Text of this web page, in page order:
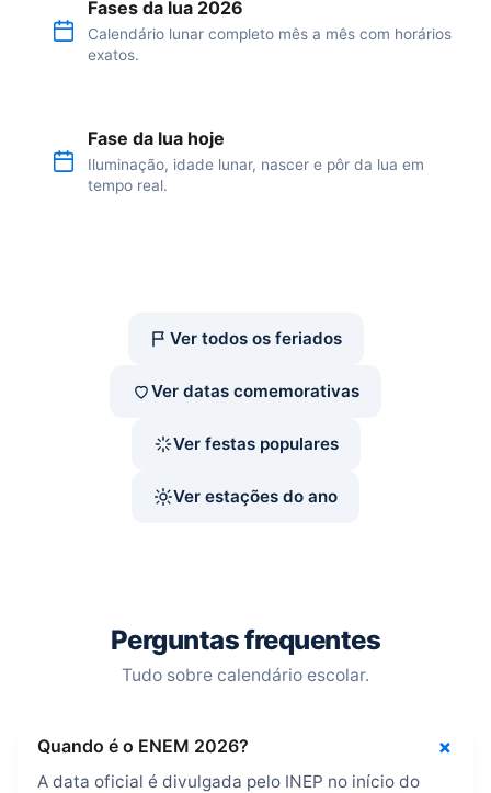
Fases da lua 2026
Calendário lunar completo mês a mês com horários
exatos.
Fase da lua hoje
Iluminação, idade lunar, nascer e pôr da lua em
tempo real.
Ver todos os feriados
Ver datas comemorativas
Ver festas populares
Ver estações do ano
Perguntas frequentes
Tudo sobre calendário escolar.
Quando é o ENEM 2026?
A data oficial é divulgada pelo INEP no início do